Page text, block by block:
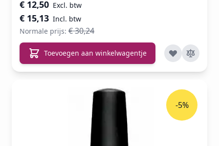
€ 15,13
€ 12,50
Normale prijs: € 30,24
Toevoegen aan winkelwagentje
-5%